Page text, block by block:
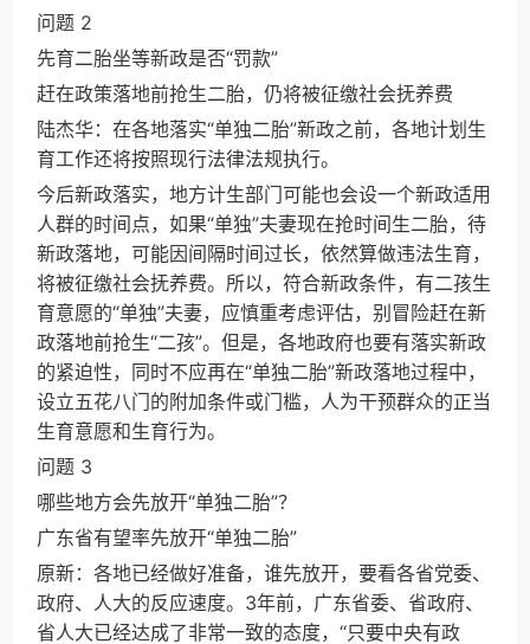
问题 2
先育二胎坐等新政是否“罚款”
赶在政策落地前抢生二胎，仍将被征缴社会抚养费
陆杰华：在各地落实“单独二胎”新政之前，各地计划生
育工作还将按照现行法律法规执行。
今后新政落实，地方计生部门可能也会设一个新政适用
人群的时间点，如果“单独”夫妻现在抢时间生二胎，待
新政落地，可能因间隔时间过长，依然算做违法生育，
将被征缴社会抚养费。所以，符合新政条件，有二孩生
育意愿的“单独”夫妻，应慎重考虑评估，别冒险赶在新
政落地前抢生“二孩”。但是，各地政府也要有落实新政
的紧迫性，同时不应再在“单独二胎”新政落地过程中，
设立五花八门的附加条件或门槛，人为干预群众的正当
生育意愿和生育行为。
问题 3
哪些地方会先放开“单独二胎”？
广东省有望率先放开“单独二胎”
原新：各地已经做好准备，谁先放开，要看各省党委、
政府、人大的反应速度。3年前，广东省委、省政府、
省人大已经达成了非常一致的态度，“只要中央有政